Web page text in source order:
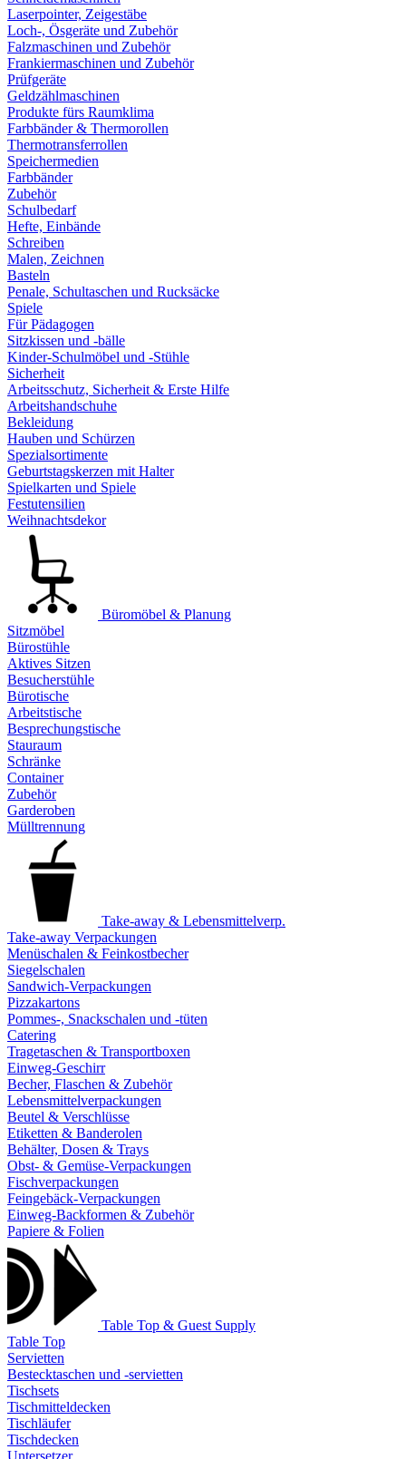
Laserpointer, Zeigestäbe
Loch-, Ösgeräte und Zubehör
Falzmaschinen und Zubehör
Frankiermaschinen und Zubehör
Prüfgeräte
Geldzählmaschinen
Produkte fürs Raumklima
Farbbänder & Thermorollen
Thermotransferrollen
Speichermedien
Farbbänder
Zubehör
Schulbedarf
Hefte, Einbände
Schreiben
Malen, Zeichnen
Basteln
Penale, Schultaschen und Rucksäcke
Spiele
Für Pädagogen
Sitzkissen und -bälle
Kinder-Schulmöbel und -Stühle
Sicherheit
Arbeitsschutz, Sicherheit & Erste Hilfe
Arbeitshandschuhe
Bekleidung
Hauben und Schürzen
Spezialsortimente
Geburtstagskerzen mit Halter
Spielkarten und Spiele
Festutensilien
Weihnachtsdekor
Büromöbel & Planung
Sitzmöbel
Bürostühle
Aktives Sitzen
Besucherstühle
Bürotische
Arbeitstische
Besprechungstische
Stauraum
Schränke
Container
Zubehör
Garderoben
Mülltrennung
Take-away & Lebensmittelverp.
Take-away Verpackungen
Menüschalen & Feinkostbecher
Siegelschalen
Sandwich-Verpackungen
Pizzakartons
Pommes-, Snackschalen und -tüten
Catering
Tragetaschen & Transportboxen
Einweg-Geschirr
Becher, Flaschen & Zubehör
Lebensmittelverpackungen
Beutel & Verschlüsse
Etiketten & Banderolen
Behälter, Dosen & Trays
Obst- & Gemüse-Verpackungen
Fischverpackungen
Feingebäck-Verpackungen
Einweg-Backformen & Zubehör
Papiere & Folien
Table Top & Guest Supply
Table Top
Servietten
Bestecktaschen und -servietten
Tischsets
Tischmitteldecken
Tischläufer
Tischdecken